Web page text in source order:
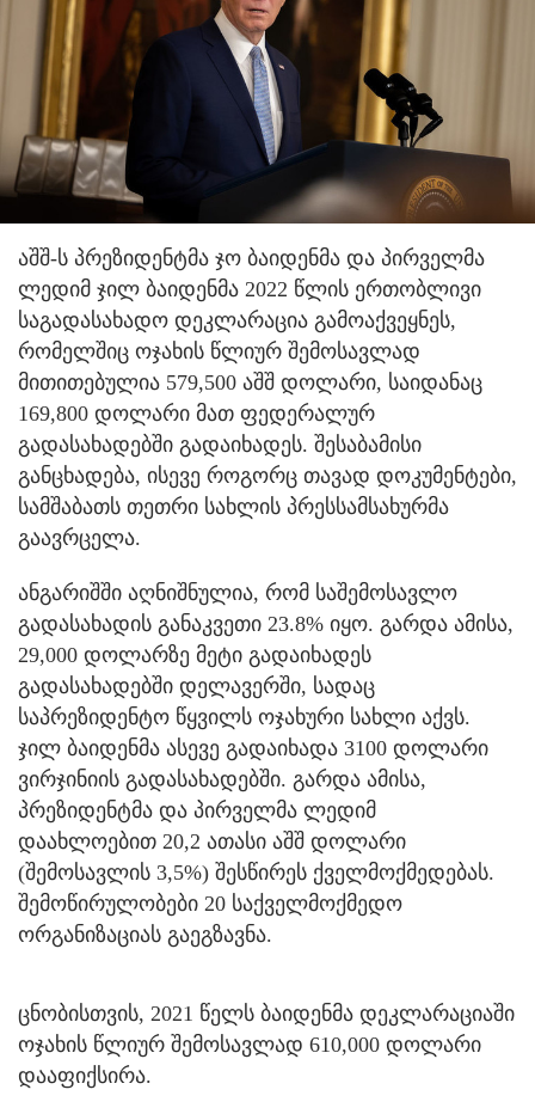
აშშ-ს პრეზიდენტმა ჯო ბაიდენმა და პირველმა
ლედიმ ჯილ ბაიდენმა 2022 წლის ერთობლივი
საგადასახადო დეკლარაცია გამოაქვეყნეს,
რომელშიც ოჯახის წლიურ შემოსავლად
მითითებულია 579,500 აშშ დოლარი, საიდანაც
169,800 დოლარი მათ ფედერალურ
გადასახადებში გადაიხადეს. შესაბამისი
განცხადება, ისევე როგორც თავად დოკუმენტები,
სამშაბათს თეთრი სახლის პრესსამსახურმა
გაავრცელა.
ანგარიშში აღნიშნულია, რომ საშემოსავლო
გადასახადის განაკვეთი 23.8% იყო. გარდა ამისა,
29,000 დოლარზე მეტი გადაიხადეს
გადასახადებში დელავერში, სადაც
საპრეზიდენტო წყვილს ოჯახური სახლი აქვს.
ჯილ ბაიდენმა ასევე გადაიხადა 3100 დოლარი
ვირჯინიის გადასახადებში. გარდა ამისა,
პრეზიდენტმა და პირველმა ლედიმ
დაახლოებით 20,2 ათასი აშშ დოლარი
(შემოსავლის 3,5%) შესწირეს ქველმოქმედებას.
შემოწირულობები 20 საქველმოქმედო
ორგანიზაციას გაეგზავნა.
ცნობისთვის, 2021 წელს ბაიდენმა დეკლარაციაში
ოჯახის წლიურ შემოსავლად 610,000 დოლარი
დააფიქსირა.